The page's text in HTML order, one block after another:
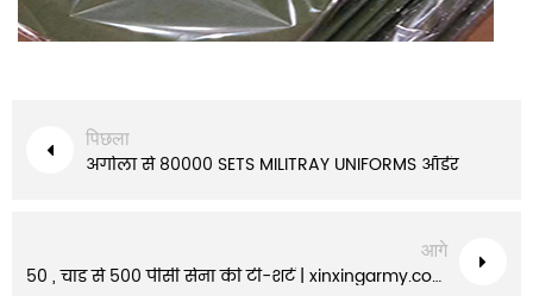
पिछला
अंगोला से 80000 SETS MILITRAY UNIFORMS ऑर्डर
आगे
50 , चाड से 500 पीसी सेना की टी-शर्ट | xinxingarmy.com